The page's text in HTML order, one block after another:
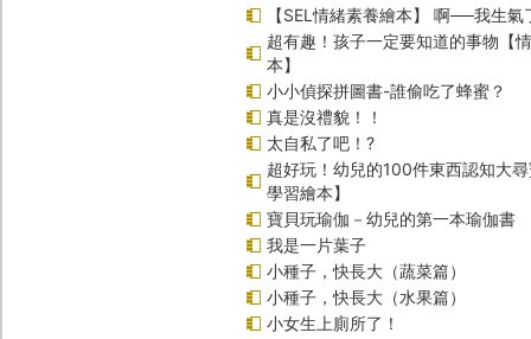
【SEL情緒素養繪本】 啊──我生氣
超有趣！孩子一定要知道的事物【
本】
小小偵探拼圖書-誰偷吃了蜂蜜？
真是沒禮貌！！
太自私了吧！?
超好玩！幼兒的100件東西認知大
學習繪本】
寶貝玩瑜伽－幼兒的第一本瑜伽書
我是一片葉子
小種子，快長大（蔬菜篇）
小種子，快長大（水果篇）
小女生上廁所了！